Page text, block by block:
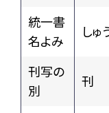
統一書
名よみ
しゅ
刊写の
別
刊